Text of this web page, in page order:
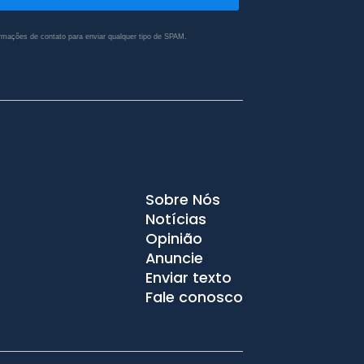
de contato para enviar qualquer tipo de SPAM.
Sobre Nós
Notícias
Opinião
Anuncie
Enviar texto
Fale conosco